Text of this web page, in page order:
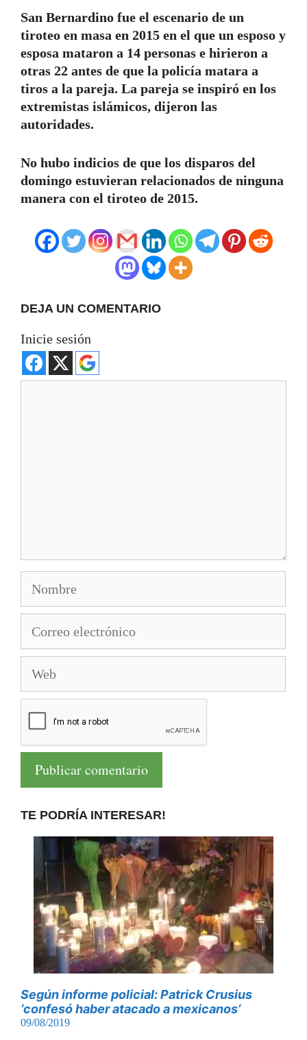
San Bernardino fue el escenario de un
tiroteo en masa en 2015 en el que un esposo y
esposa mataron a 14 personas e hirieron a
otras 22 antes de que la policía matara a
tiros a la pareja. La pareja se inspiró en los
extremistas islámicos, dijeron las
autoridades.
No hubo indicios de que los disparos del
domingo estuvieran relacionados de ninguna
manera con el tiroteo de 2015.
DEJA UN COMENTARIO
Inicie sesión
electrónico
TE PODRÍA INTERESAR!
Según informe policial: Patrick Crusius
‘confesó haber atacado a mexicanos’
09/08/2019